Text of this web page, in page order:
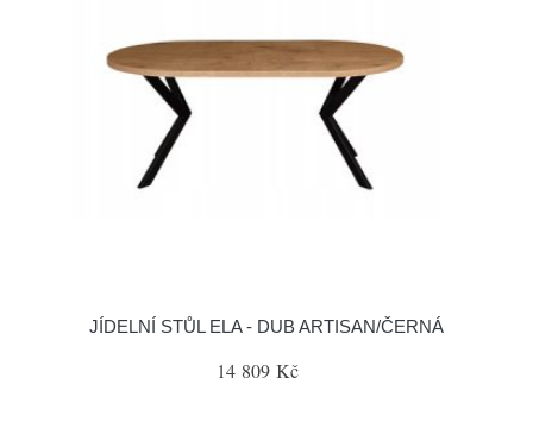
JÍDELNÍ STŮL ELA - DUB ARTISAN/ČERNÁ
14 809 Kč